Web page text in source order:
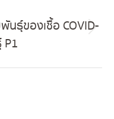
ธุ์ของเชื้อ COVID-